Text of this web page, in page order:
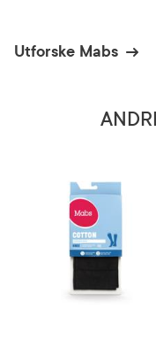
Utforske Mabs